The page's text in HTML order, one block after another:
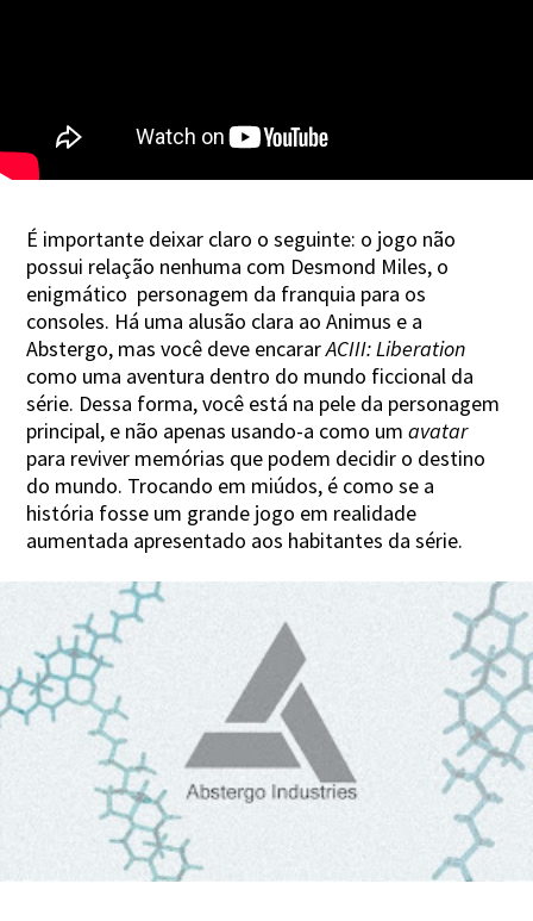
É importante deixar claro o seguinte: o jogo não
possui relação nenhuma com Desmond Miles, o
enigmático personagem da franquia para os
consoles. Há uma alusão clara ao Animus e a
Abstergo, mas você deve encararACIII: Liberation
como uma aventura dentro do mundo ficcional da
série. Dessa forma, você está na pele da personagem
principal, e não apenas usando-a como umavatar
para reviver memórias que podem decidir o destino
do mundo. Trocando em miúdos, é como se a
história fosse um grande jogo em realidade
aumentada apresentado aos habitantes da série.